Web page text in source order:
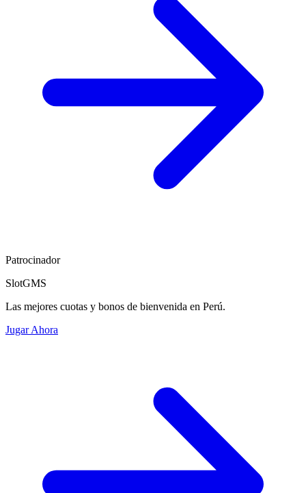
Patrocinador
SlotGMS
Las mejores cuotas y bonos de bienvenida en Perú.
Jugar Ahora